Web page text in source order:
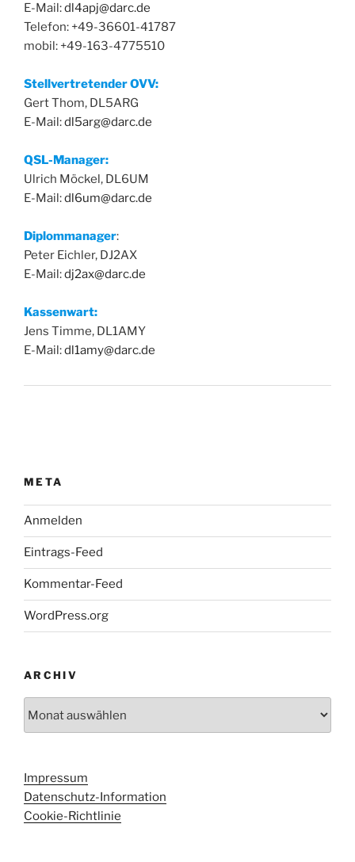
E-Mail:dl4apj@darc.de
Telefon: +49-36601-41787
mobil: +49-163-4775510
Stellvertretender OVV:
Gert Thom, DL5ARG
E-Mail:dl5arg@darc.de
QSL-Manager:
Ulrich Möckel, DL6UM
E-Mail:dl6um@darc.de
Diplommanager:
Peter Eichler, DJ2AX
E-Mail:dj2ax@darc.de
Kassenwart:
Jens Timme, DL1AMY
E-Mail:dl1amy@darc.de
META
Anmelden
Eintrags-Feed
Kommentar-Feed
WordPress.org
ARCHIV
Impressum
Datenschutz-Information
Cookie-Richtlinie